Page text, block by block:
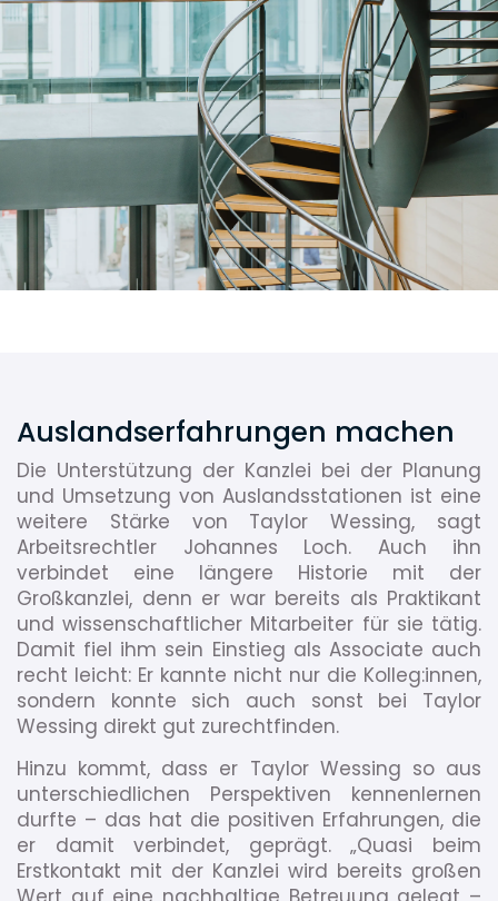
Auslandserfahrungen machen
Die Unterstützung der Kanzlei bei der Planung
und Umsetzung von Auslandsstationen ist eine
weitere Stärke von Taylor Wessing, sagt
Arbeitsrechtler Johannes Loch. Auch ihn
verbindet eine längere Historie mit der
Großkanzlei, denn er war bereits als Praktikant
und wissenschaftlicher Mitarbeiter für sie tätig.
Damit fiel ihm sein Einstieg als Associate auch
recht leicht: Er kannte nicht nur die Kolleg:innen,
sondern konnte sich auch sonst bei Taylor
Wessing direkt gut zurechtfinden.
Hinzu kommt, dass er Taylor Wessing so aus
unterschiedlichen Perspektiven kennenlernen
durfte – das hat die positiven Erfahrungen, die
er damit verbindet, geprägt. „Quasi beim
Erstkontakt mit der Kanzlei wird bereits großen